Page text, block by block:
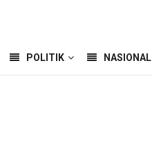
POLITIK NASIONAL